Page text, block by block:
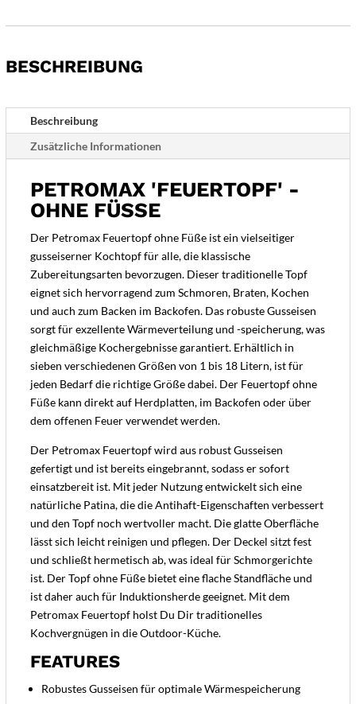
BESCHREIBUNG
Beschreibung
Zusätzliche Informationen
PETROMAX 'FEUERTOPF' -
OHNE FÜSSE
Der Petromax Feuertopf ohne Füße ist ein vielseitiger
gusseiserner Kochtopf für alle, die klassische
Zubereitungsarten bevorzugen. Dieser traditionelle Topf
eignet sich hervorragend zum Schmoren, Braten, Kochen
und auch zum Backen im Backofen. Das robuste Gusseisen
sorgt für exzellente Wärmeverteilung und -speicherung, was
gleichmäßige Kochergebnisse garantiert. Erhältlich in
sieben verschiedenen Größen von 1 bis 18 Litern, ist für
jeden Bedarf die richtige Größe dabei. Der Feuertopf ohne
Füße kann direkt auf Herdplatten, im Backofen oder über
dem offenen Feuer verwendet werden.
Der Petromax Feuertopf wird aus robust Gusseisen
gefertigt und ist bereits eingebrannt, sodass er sofort
einsatzbereit ist. Mit jeder Nutzung entwickelt sich eine
natürliche Patina, die die Antihaft-Eigenschaften verbessert
und den Topf noch wertvoller macht. Die glatte Oberfläche
lässt sich leicht reinigen und pflegen. Der Deckel sitzt fest
und schließt hermetisch ab, was ideal für Schmorgerichte
ist. Der Topf ohne Füße bietet eine flache Standfläche und
ist daher auch für Induktionsherde geeignet. Mit dem
Petromax Feuertopf holst Du Dir traditionelles
Kochvergnügen in die Outdoor-Küche.
FEATURES
Robustes Gusseisen für optimale Wärmespeicherung